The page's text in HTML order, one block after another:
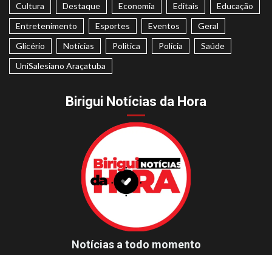
Cultura
Destaque Economia Editais
Educação
Entretenimento
Esportes Eventos
Geral
Glicério
Notícias Politica Polícia
Saúde
UniSalesiano Araçatuba
Birigui Notícias da Hora
Notícias a todo momento